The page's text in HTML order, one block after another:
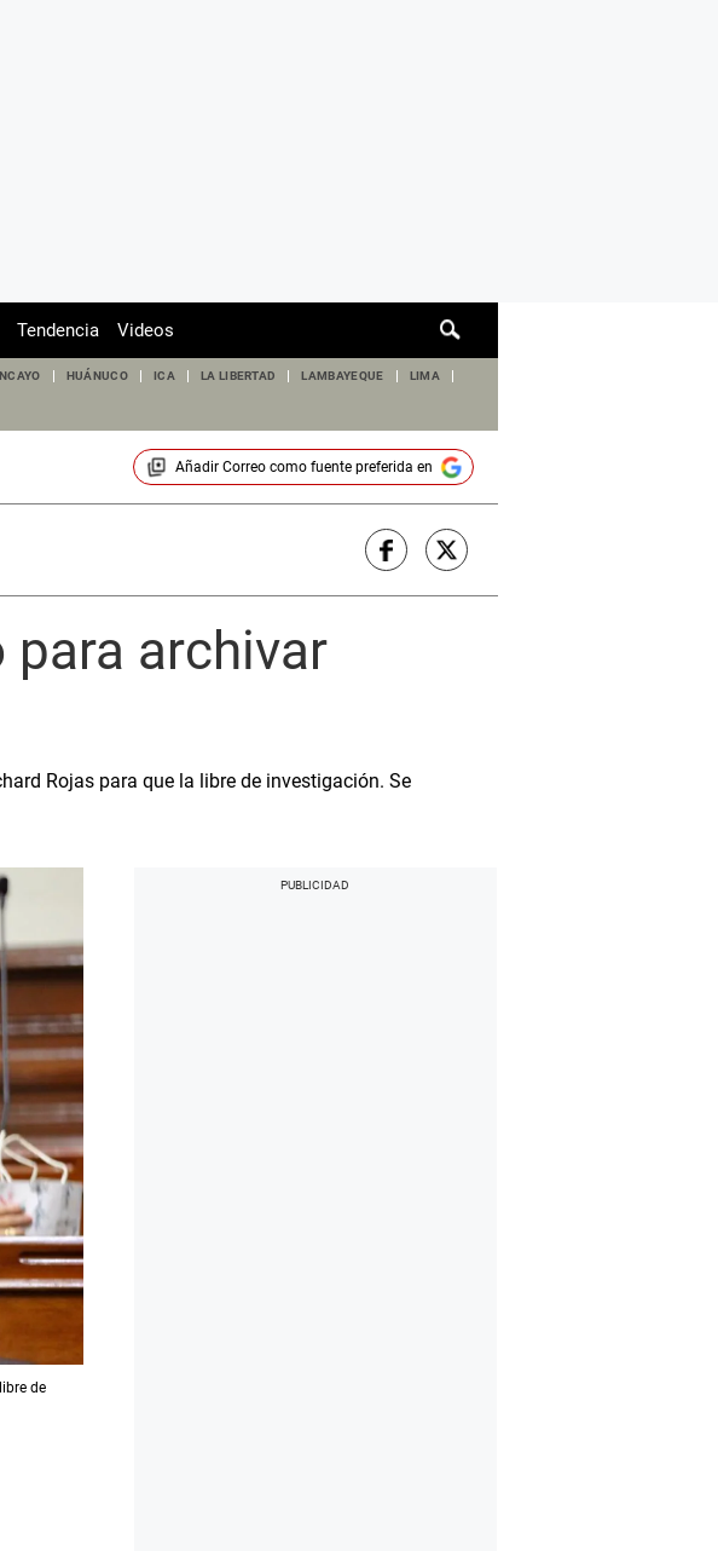
de
Tendencia Videos
HUÁNUCO ICA LA LIBERTAD LAMBAYEQUE LIMA
Añadir Correocomo fuente preferida en
para archivar
Rojas para que la libre de investigación. Se
de